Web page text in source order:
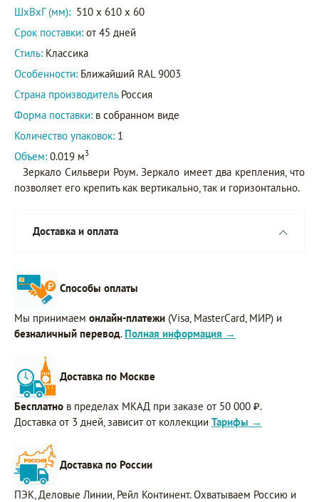
ШxВxГ (мм): 510 x 610 x 60
Срок поставки: от 45 дней
Стиль: Классика
Особенности: Ближайший RAL 9003
Страна производитель Россия
Форма поставки: в собранном виде
Количество упаковок: 1
Объем: 0.019 м3
Зеркало Сильвери Роум. Зеркало имеет два крепления, что
позволяет его крепить как вертикально, так и горизонтально.
Доставка и оплата
Способы оплаты
Мы принимаем онлайн-платежи (Visa, MasterCard, МИР) и
безналичный перевод. Полная информация →
Доставка по Москве
Бесплатно в пределах МКАД при заказе от 50 000 ₽.
Доставка от 3 дней, зависит от коллекции Тарифы →
Доставка по России
ПЭК, Деловые Линии, Рейл Континент. Охватываем Россию и